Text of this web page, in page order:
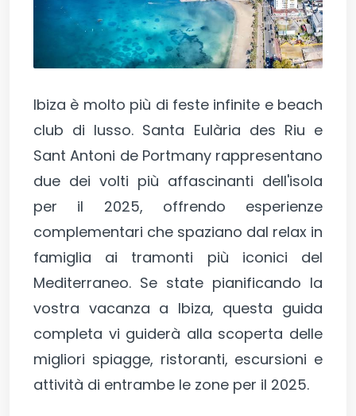
Ibiza è molto più di feste infinite e beach
club di lusso. Santa Eulària des Riu e
Sant Antoni de Portmany rappresentano
due dei volti più affascinanti dell'isola
per il 2025, offrendo esperienze
complementari che spaziano dal relax in
famiglia ai tramonti più iconici del
Mediterraneo. Se state pianificando la
vostra vacanza a Ibiza, questa guida
completa vi guiderà alla scoperta delle
migliori spiagge, ristoranti, escursioni e
attività di entrambe le zone per il 2025.